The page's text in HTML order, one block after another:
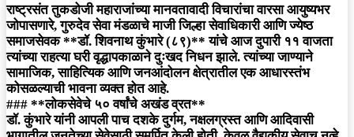
राष्ट्रसंत तुकडोजी महाराजांच्या मानवतावादी विचारांचा वारसा आयुष्यभर
जोपासणारे, गुरुदेव सेवा मंडळाचे माजी जिल्हा सेवाधिकारी आणि ज्येष्ठ
समाजसेवक **डॉ. शिवनाथ कुंभारे (८९)** यांचे आज दुपारी ११ वाजता
त्यांच्या राहत्या घरी वृद्धापकाळाने दुःखद निधन झाले. त्यांच्या जाण्याने
सामाजिक, साहित्यिक आणि जनआंदोलन क्षेत्रातील एक आधारस्तंभ
कोसळल्याची भावना व्यक्त होत आहे.
### **लोकसेवेचे ५० वर्षांचे अखंड व्रत**
डॉ. कुंभारे यांनी आपली पाच दशके दुर्गम, नक्षलग्रस्त आणि आदिवासी